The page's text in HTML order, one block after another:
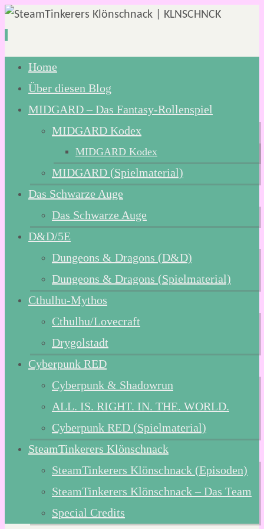
Zum
Inhalt
springen
Home
Über diesen Blog
MIDGARD – Das Fantasy-Rollenspiel
MIDGARD Kodex
MIDGARD Kodex
MIDGARD (Spielmaterial)
Das Schwarze Auge
Das Schwarze Auge
D&D/5E
Dungeons & Dragons (D&D)
Dungeons & Dragons (Spielmaterial)
Cthulhu-Mythos
Cthulhu/Lovecraft
Drygolstadt
Cyberpunk RED
Cyberpunk & Shadowrun
ALL. IS. RIGHT. IN. THE. WORLD.
Cyberpunk RED (Spielmaterial)
SteamTinkerers Klönschnack
SteamTinkerers Klönschnack (Episoden)
SteamTinkerers Klönschnack – Das Team
Special Credits